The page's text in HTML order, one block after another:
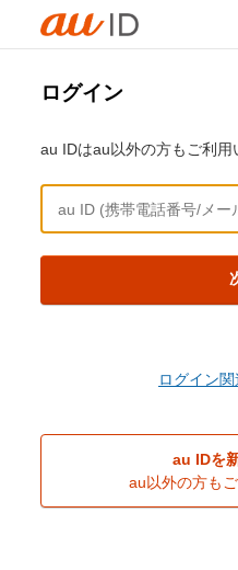
ログイン
au IDはau以外の方もご利用
ログイン
au IDを
au以外の方も